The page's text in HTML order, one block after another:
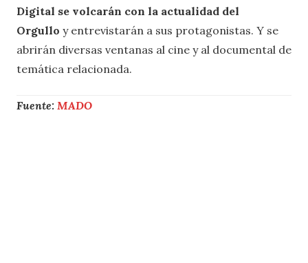
Digital se volcarán con la actualidad del
Orgullo y entrevistarán a sus protagonistas. Y se
abrirán diversas ventanas al cine y al documental de
temática relacionada.
Fuente: MADO